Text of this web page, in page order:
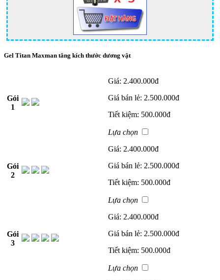
Gel Titan Maxman tăng kích thước dương vật
Gói
1
Giá: 2.400.000đ
Giá bán lẻ: 2.500.000đ
Tiết kiệm: 500.000đ
Lựa chọn
Gói
2
Giá: 2.400.000đ
Giá bán lẻ: 2.500.000đ
Tiết kiệm: 500.000đ
Lựa chọn
Gói
3
Giá: 2.400.000đ
Giá bán lẻ: 2.500.000đ
Tiết kiệm: 500.000đ
Lựa chọn